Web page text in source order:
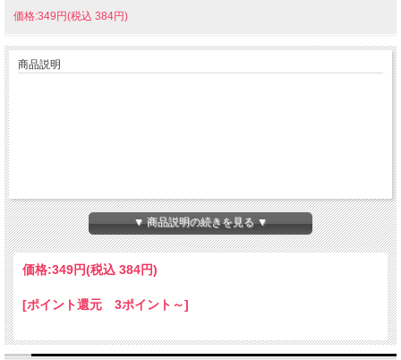
価格:349円(税込 384円)
商品説明
▼ 商品説明の続きを見る ▼
価格:349円(税込 384円)
[ポイント還元 3ポイント～]